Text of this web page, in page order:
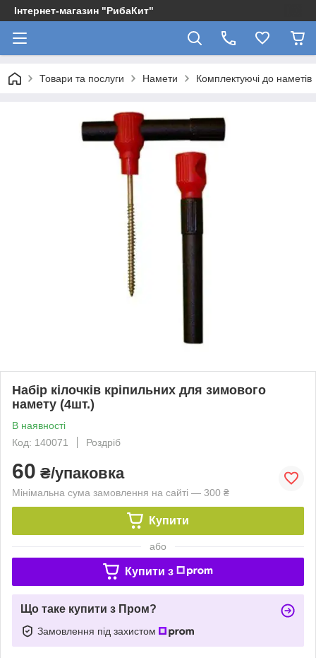
Інтернет-магазин "РибаКит"
Товари та послуги Намети Комплектуючі до наметів
Набір кілочків кріпильних для зимового
намету (4шт.)
В наявності
Код: 140071
Роздріб
60 ₴/упаковка
Мінімальна сума замовлення на сайті — 300 ₴
Купити
або
Купити з
Що таке купити з Пром?
Замовлення під захистом